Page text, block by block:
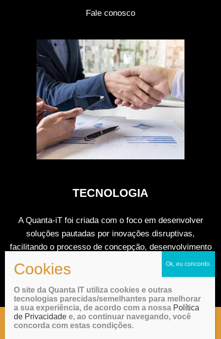
Fale conosco
TECNOLOGIA
A Quanta-iT foi criada com o foco em desenvolver
soluções pautadas por inovações disruptivas,
facilitando o processo de concepção, desenvolvimento
tecnológico, modelo de negocio e pré-operação.
Copyright © Quanta IT - todos os direitos reservados.
O site da Quanta IT utiliza cookies e outras
tecnologias parecidas/semelhantes para melhorar
a sua experiência, de acordo com a nossa Política
de Privacidade e, ao continuar navegando, você
concorda com estas condições.